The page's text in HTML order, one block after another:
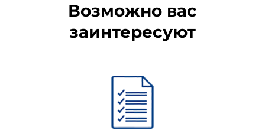
Возможно вас
заинтересуют